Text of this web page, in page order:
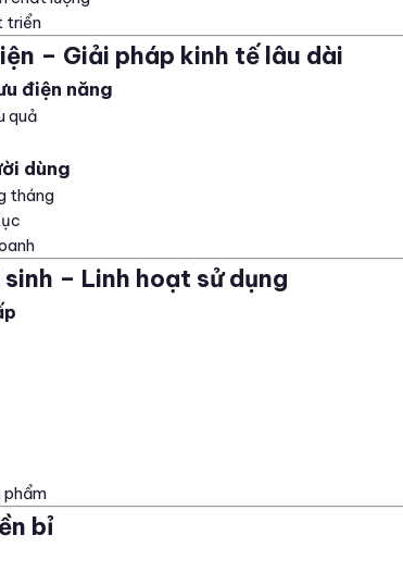
triển
– Giải pháp kinh tế lâu dài
điện năng
quả
dùng
tháng
sinh – Linh hoạt sử dụng
phẩm
bỉ